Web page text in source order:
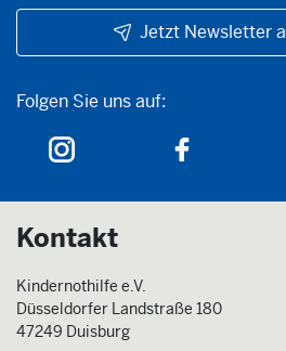
Jetzt Newsletter
Folgen Sie uns auf:
Folgen Sie uns auf:
Kontakt
Kindernothilfe e.V.
Düsseldorfer Landstraße 180
47249 Duisburg